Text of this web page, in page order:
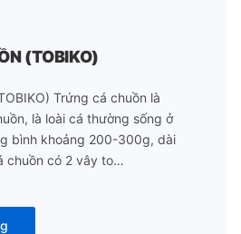
(TOBIKO)
Trứng cá chuồn là
là loài cá thường sống ở
bình khoảng 200-300g, dài
chuồn có 2 vây to…